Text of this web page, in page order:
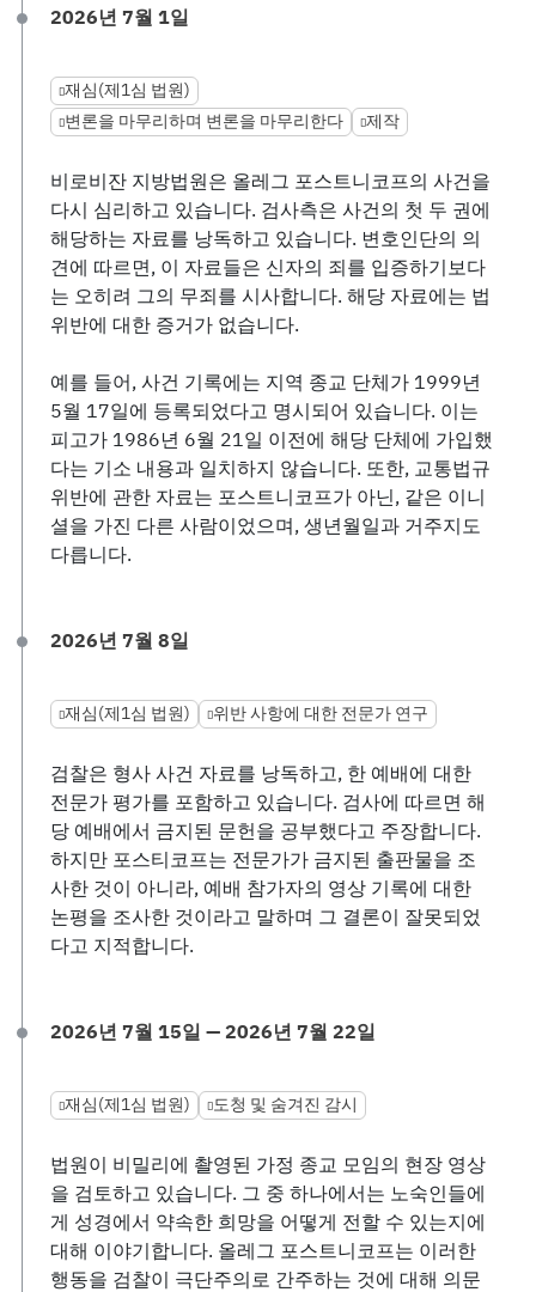
2026년 7월 1일
재심(제1심 법원)
변론을 마무리하며 변론을 마무리한다
제작
비로비잔 지방법원은 올레그 포스트니코프의 사건을
다시 심리하고 있습니다. 검사측은 사건의 첫 두 권에
해당하는 자료를 낭독하고 있습니다. 변호인단의 의
견에 따르면, 이 자료들은 신자의 죄를 입증하기보다
는 오히려 그의 무죄를 시사합니다. 해당 자료에는 법
위반에 대한 증거가 없습니다.
예를 들어, 사건 기록에는 지역 종교 단체가 1999년
5월 17일에 등록되었다고 명시되어 있습니다. 이는
피고가 1986년 6월 21일 이전에 해당 단체에 가입했
다는 기소 내용과 일치하지 않습니다. 또한, 교통법규
위반에 관한 자료는 포스트니코프가 아닌, 같은 이니
셜을 가진 다른 사람이었으며, 생년월일과 거주지도
다릅니다.
2026년 7월 8일
재심(제1심 법원) 위반 사항에 대한 전문가 연구
검찰은 형사 사건 자료를 낭독하고, 한 예배에 대한
전문가 평가를 포함하고 있습니다. 검사에 따르면 해
당 예배에서 금지된 문헌을 공부했다고 주장합니다.
하지만 포스티코프는 전문가가 금지된 출판물을 조
사한 것이 아니라, 예배 참가자의 영상 기록에 대한
논평을 조사한 것이라고 말하며 그 결론이 잘못되었
다고 지적합니다.
2026년 7월 15일 — 2026년 7월 22일
재심(제1심 법원) 도청 및 숨겨진 감시
법원이 비밀리에 촬영된 가정 종교 모임의 현장 영상
을 검토하고 있습니다. 그 중 하나에서는 노숙인들에
게 성경에서 약속한 희망을 어떻게 전할 수 있는지에
대해 이야기합니다. 올레그 포스트니코프는 이러한
행동을 검찰이 극단주의로 간주하는 것에 대해 의문